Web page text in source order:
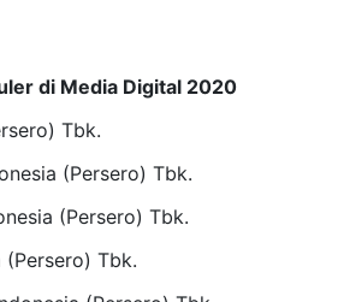
di Media Digital 2020
Tbk.
(Persero) Tbk.
(Persero) Tbk.
(Persero) Tbk.